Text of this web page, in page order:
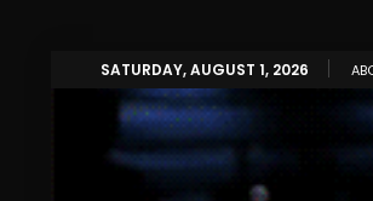
SATURDAY, AUGUST 1, 2026